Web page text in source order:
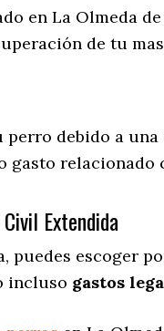
en La Olmeda
de tu
debido a
gasto relacionado
Extendida
puedes escoger
incluso gastos